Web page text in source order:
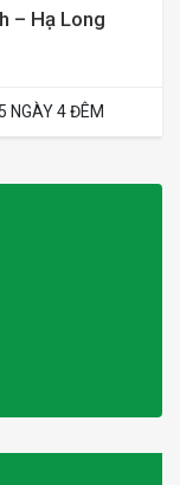
– Hạ Long
5 NGÀY 4 ĐÊM